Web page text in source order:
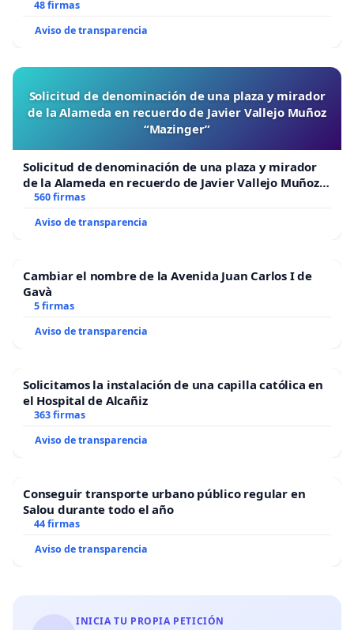
48 firmas
Aviso de transparencia
Solicitud de denominación de una plaza y mirador
de la Alameda en recuerdo de Javier Vallejo Muñoz
“Mazinger”
Solicitud de denominación de una plaza y mirador
de la Alameda en recuerdo de Javier Vallejo Muñoz
“Mazinger”
560 firmas
Aviso de transparencia
Cambiar el nombre de la Avenida Juan Carlos I de
Gavà
5 firmas
Aviso de transparencia
Solicitamos la instalación de una capilla católica en
el Hospital de Alcañiz
363 firmas
Aviso de transparencia
Conseguir transporte urbano público regular en
Salou durante todo el año
44 firmas
Aviso de transparencia
INICIA TU PROPIA PETICIÓN